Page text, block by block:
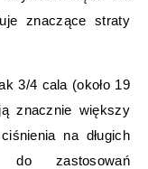
znaczące straty
3/4 cala (około 19
znacznie większy
na długich
zastosowań